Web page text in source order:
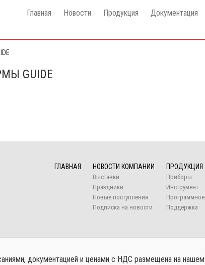
Главная Новости Продукция Документация
GUIDE
ГЛАВНАЯ НОВОСТИ КОМПАНИИ
Выставки
Праздники
Новые поступления
Подписка на новости
ПРОДУКЦИЯ
Приборы
Инструмент
Поддержка
документацией и ценами с НДС размещена на нашем